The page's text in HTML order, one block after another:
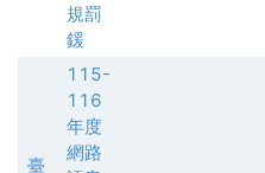
規罰
鍰
臺
115-
116
年度
網路